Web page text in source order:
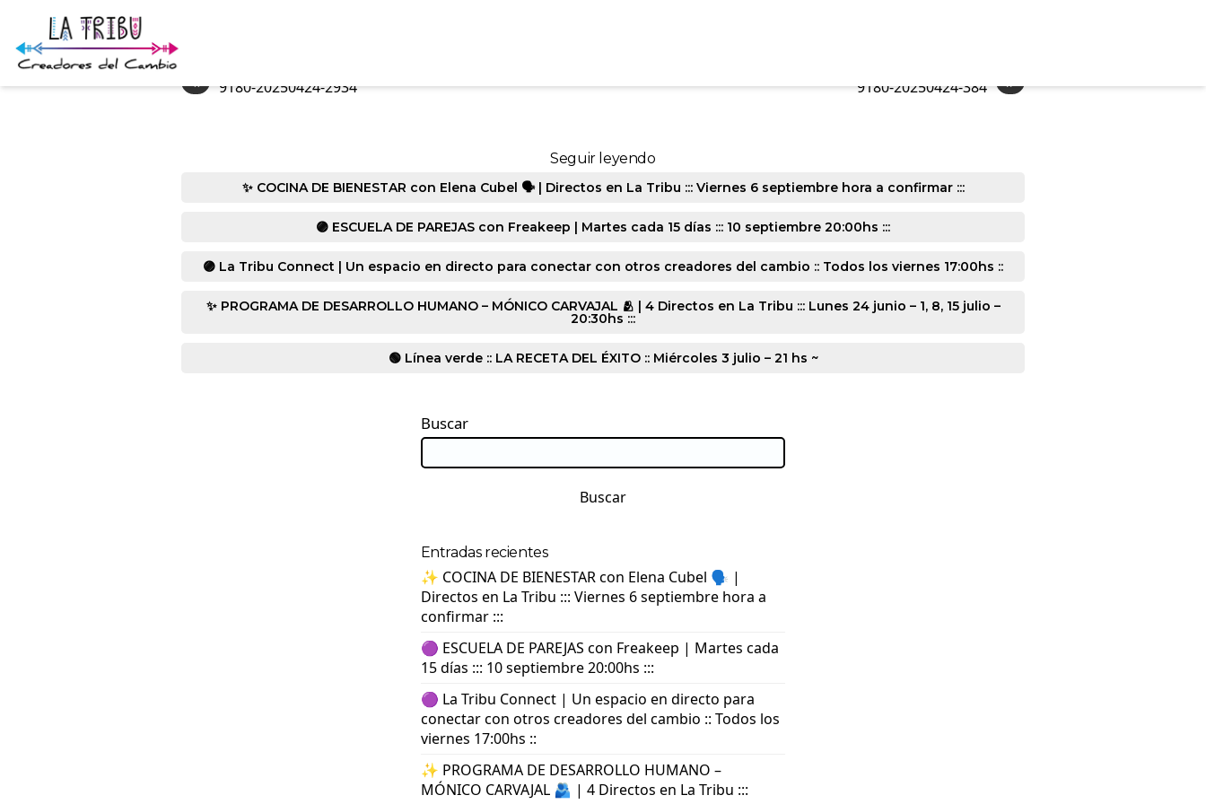
« 9180-20250424-2934 »
9180-20250424-384
Seguir leyendo
✨ COCINA DE BIENESTAR con Elena Cubel 🗣️ | Directos en La Tribu ::: Viernes 6 septiembre hora a confirmar :::
🟣 ESCUELA DE PAREJAS con Freakeep | Martes cada 15 días ::: 10 septiembre 20:00hs :::
🟣 La Tribu Connect | Un espacio en directo para conectar con otros creadores del cambio :: Todos los viernes 17:00hs ::
✨ PROGRAMA DE DESARROLLO HUMANO – MÓNICO CARVAJAL 🫂 | 4 Directos en La Tribu ::: Lunes 24 junio – 1, 8, 15 julio –
20:30hs :::
🟢 Línea verde :: LA RECETA DEL ÉXITO :: Miércoles 3 julio – 21 hs ~
Buscar
Buscar
Entradas recientes
✨ COCINA DE BIENESTAR con Elena Cubel 🗣️ |
Directos en La Tribu ::: Viernes 6 septiembre hora a
confirmar :::
🟣 ESCUELA DE PAREJAS con Freakeep | Martes cada
15 días ::: 10 septiembre 20:00hs :::
🟣 La Tribu Connect | Un espacio en directo para
conectar con otros creadores del cambio :: Todos los
viernes 17:00hs ::
✨ PROGRAMA DE DESARROLLO HUMANO –
MÓNICO CARVAJAL 🫂 | 4 Directos en La Tribu :::